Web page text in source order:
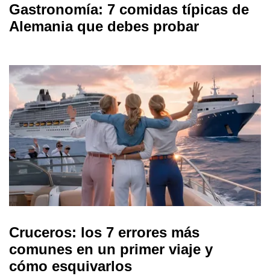
Gastronomía: 7 comidas típicas de
Alemania que debes probar
Cruceros: los 7 errores más
comunes en un primer viaje y
cómo esquivarlos